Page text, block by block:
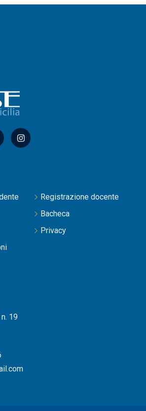
Registrazione docente
Bacheca
Privacy
19